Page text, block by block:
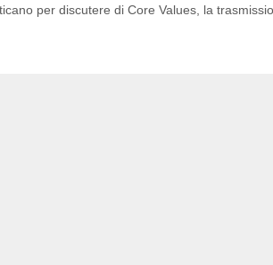
per discutere di Core Values, la